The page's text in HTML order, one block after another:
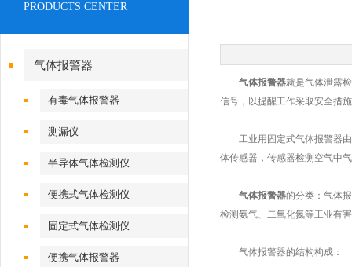
PRODUCTS CENTER
气体报警器
有毒气体报警器
测漏仪
半导体气体检测仪
便携式气体检测仪
固定式气体检测仪
便携气体报警器
气体报警器就是气体泄露
信号，以提醒工作采取安全措
工业用固定式气体报警器由
体传感器，传感器检测空气中
气体报警器的分类：气体
检测氨气、二氧化氮等工业有
气体报警器的结构构成：